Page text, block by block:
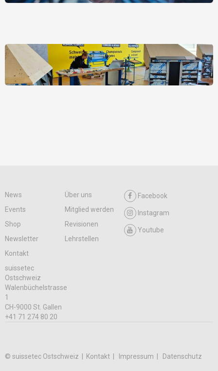
News
Über uns
Events
Mitglied werden
Shop
Revisionen
Newsletter
Lehrstellen
Kontakt
Facebook
Instagram
Youtube
suissetec
Ostschweiz
Walenbüchelstrasse
1
CH-9000 St. Gallen
+41 71 274 80 20
© suissetec Ostschweiz | Kontakt Impressum Datenschutz